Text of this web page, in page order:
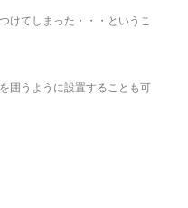
けてしまった・・・というこ
囲うように設置することも可